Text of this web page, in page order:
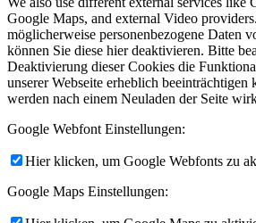
Google Maps, and external Video
möglicherweise personenbezogene Daten
können Sie diese hier deaktivieren. Bitte
Deaktivierung dieser Cookies die
unserer Webseite erheblich
werden nach einem Neuladen der Seite
Google Webfont Einstellungen:
Hier klicken, um Google Webfonts zu
Google Maps Einstellungen: